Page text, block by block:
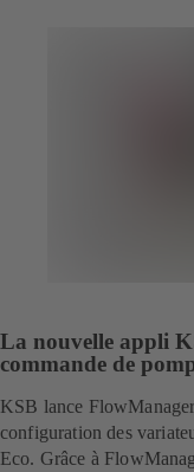
La nouvelle appli
commande de
KSB lance
configuration des
Eco. Grâce à